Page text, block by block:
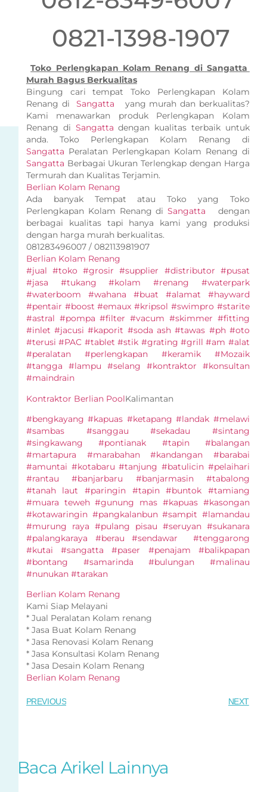
0821-1398-1907
Toko Perlengkapan Kolam Renang di Sangatta
Murah Bagus Berkualitas
Bingung cari tempat Toko Perlengkapan Kolam
Renang diSangatta
yang murah dan berkualitas?
Kami menawarkan produk Perlengkapan Kolam
Renang di Sangatta dengan kualitas terbaik untuk
anda. Toko Perlengkapan Kolam Renang di
Sangatta Peralatan Perlengkapan Kolam Renang di
Sangatta Berbagai Ukuran Terlengkap dengan Harga
Termurah dan Kualitas Terjamin.
Berlian Kolam Renang
Ada banyak Tempat atau Toko yang Toko
Perlengkapan Kolam Renang diSangatta
dengan
berbagai kualitas tapi hanya kami yang produksi
dengan harga murah berkualitas.
081283496007 / 082113981907
Berlian Kolam Renang
#jual #toko #grosir #supplier #distributor #pusat
#jasa #tukang #kolam #renang #waterpark
#waterboom #wahana #buat #alamat #hayward
#pentair #boost #emaux #kripsol #swimpro #starite
#astral #pompa #filter #vacum #skimmer #fitting
#inlet #jacusi #kaporit #soda ash #tawas #ph #oto
#terusi #PAC #tablet #stik #grating #grill #am #alat
#peralatan #perlengkapan #keramik #Mozaik
#tangga #lampu #selang #kontraktor #konsultan
#maindrain
Kontraktor Berlian PoolKalimantan
#bengkayang #kapuas #ketapang #landak #melawi
#sambas #sanggau #sekadau #sintang
#singkawang #pontianak #tapin #balangan
#martapura #marabahan #kandangan #barabai
#amuntai #kotabaru #tanjung #batulicin #pelaihari
#rantau #banjarbaru #banjarmasin #tabalong
#tanah laut #paringin #tapin #buntok #tamiang
#muara teweh #gunung mas #kapuas #kasongan
#kotawaringin #pangkalanbun #sampit #lamandau
#murung raya #pulang pisau #seruyan #sukanara
#palangkaraya #berau #sendawar #tenggarong
#kutai #sangatta #paser #penajam #balikpapan
#bontang #samarinda #bulungan #malinau
#nunukan #tarakan
Berlian Kolam Renang
Kami Siap Melayani
* Jual Peralatan Kolam renang
* Jasa Buat Kolam Renang
* Jasa Renovasi Kolam Renang
* Jasa Konsultasi Kolam Renang
* Jasa Desain Kolam Renang
Berlian Kolam Renang
PREVIOUS NEXT
Baca Arikel Lainnya